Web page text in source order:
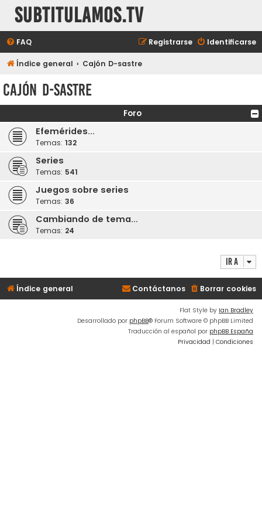
subtitulamos.tv
FAQ Identificarse
Registrarse
Índice general Cajón D-sastre
Cajón D-sastre
Foro
Efemérides...
Temas: 132
Series
Temas: 541
Juegos sobre series
Temas: 36
Cambiando de tema...
Temas: 24
Ir a
Índice general Borrar cookies
Contáctanos
Flat Style by Ian Bradley
Desarrollado por phpBB® Forum Software © phpBB Limited
Traducción al español por phpBB España
Privacidad | Condiciones